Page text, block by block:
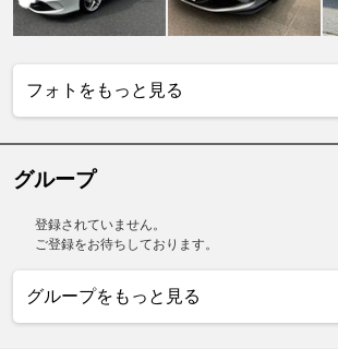
フォトをもっと見る
グループ
登録されていません。
ご登録をお待ちしております。
グループをもっと見る